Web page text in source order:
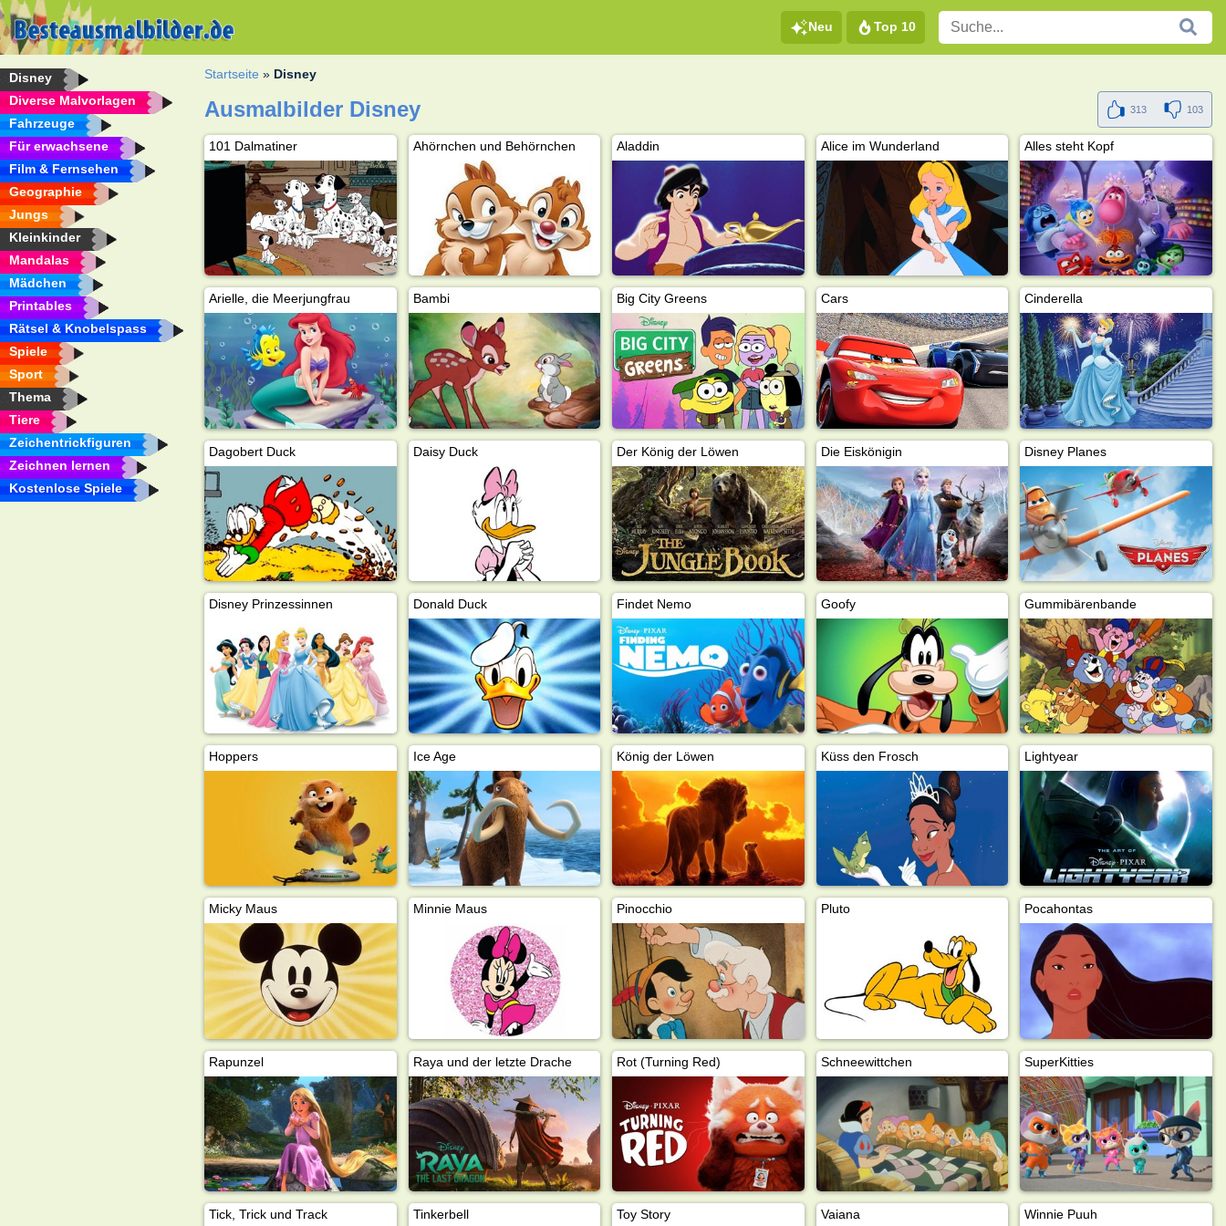
Neu Top 10
Disney
Diverse Malvorlagen
Fahrzeuge
Für erwachsene
Film & Fernsehen
Geographie
Jungs
Kleinkinder
Mandalas
Mädchen
Printables
Rätsel & Knobelspass
Spiele
Sport
Thema
Tiere
Zeichentrickfiguren
Zeichnen lernen
Kostenlose Spiele
Startseite » Disney
Ausmalbilder Disney 313 103
101 Dalmatiner Ahörnchen und Behörnchen Aladdin Alice im Wunderland Alles steht Kopf
Arielle, die Meerjungfrau Bambi Big City Greens Cars Cinderella
Dagobert Duck Daisy Duck Der König der Löwen Die Eiskönigin Disney Planes
Disney Prinzessinnen Donald Duck Findet Nemo Goofy Gummibärenbande
Hoppers Ice Age König der Löwen Küss den Frosch Lightyear
Micky Maus Minnie Maus Pinocchio Pluto Pocahontas
Rapunzel Raya und der letzte Drache Rot (Turning Red) Schneewittchen SuperKitties
Tick, Trick und Track Tinkerbell Toy Story Vaiana Winnie Puuh